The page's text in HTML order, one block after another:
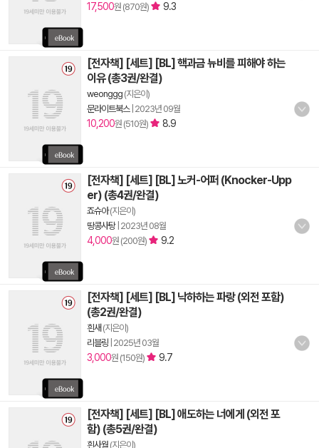
17,500원 (870원) 9.3
[전자책] [세트] [BL] 핵과금 뉴비를 피해야 하는
이유 (총3권/완결)
weonggg (지은이)
문라이트북스| 2023년 09월
10,200원 (510원) 8.9
[전자책] [세트] [BL] 노커-어퍼 (Knocker-Upp
er) (총4권/완결)
죠슈아(지은이)
땅콩사탕| 2023년 08월
4,000원 (200원) 9.2
[전자책] [세트] [BL] 낙하하는 파랑 (외전 포함)
(총2권/완결)
흰새 (지은이)
리블링 2025년 03월
3,000원 (150원) 9.7
[전자책] [세트] [BL] 애도하는 너에게 (외전 포
함) (총5권/완결)
흰사월 (지은이)